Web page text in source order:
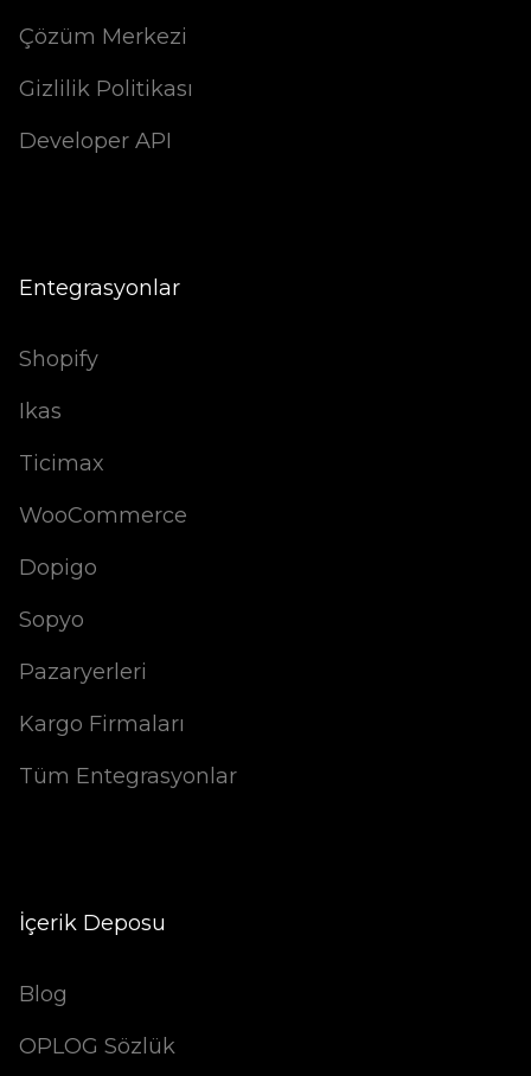
Çözüm Merkezi
Gizlilik Politikası
Developer API
Entegrasyonlar
Shopify
Ikas
Ticimax
WooCommerce
Dopigo
Sopyo
Pazaryerleri
Kargo Firmaları
Tüm Entegrasyonlar
İçerik Deposu
Blog
OPLOG Sözlük